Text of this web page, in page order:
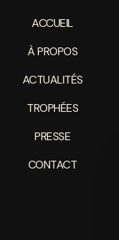
ACCUEIL
À PROPOS
ACTUALITÉS
TROPHÉES
PRESSE
CONTACT